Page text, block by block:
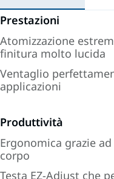
Prestazioni
Atomizzazione
finitura molto lucida
Ventaglio
applicazioni
Produttività
Ergonomica grazie
corpo
Testa EZ-Adjust che